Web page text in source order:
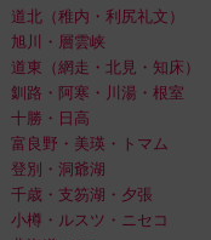
道北（稚内・利尻礼文）
旭川・層雲峡
道東（網走・北見・知床）
釧路・阿寒・川湯・根室
十勝・日高
富良野・美瑛・トマム
登別・洞爺湖
千歳・支笏湖・夕張
小樽・ルスツ・ニセコ